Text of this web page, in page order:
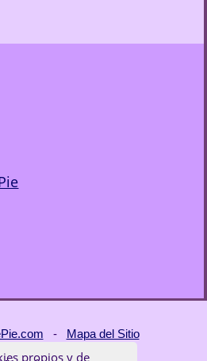
propios y de
- Mapa del Sitio